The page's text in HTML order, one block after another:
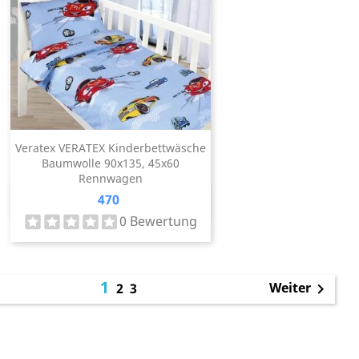
Veratex VERATEX Kinderbettwäsche
Baumwolle 90x135, 45x60
Rennwagen
Preis
470
0 Bewertung
Vorschau
1 2 3 Weiter